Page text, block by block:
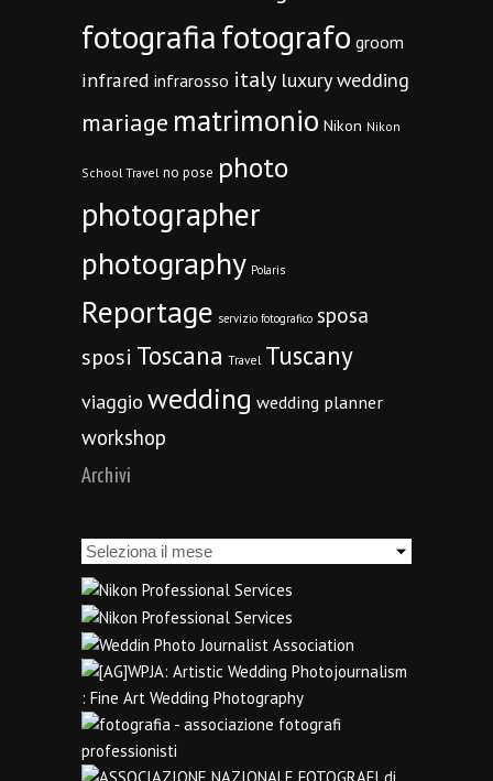
fotografiafotografo groom
infrared infrarosso italy luxury wedding
mariage matrimonio Nikon Nikon
School Travel no pose photo
photographer
photography Polaris
Reportage servizio fotografico sposa
sposi Toscana Travel Tuscany
viaggio wedding wedding planner
workshop
Archivi
Archivi